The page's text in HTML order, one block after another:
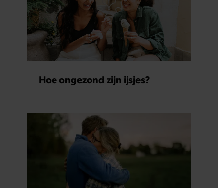
Hoe ongezond zijn ijsjes?